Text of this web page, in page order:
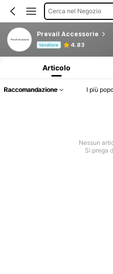
Cerca nel Negozio
Prevail Accessorie
Venditore 4.83
Articolo
Raccomandazione I più
Nessun
Si prega